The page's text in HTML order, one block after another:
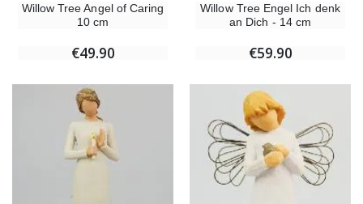
Willow Tree Angel of Caring
10 cm
€49.90
Willow Tree Engel Ich denk
an Dich - 14 cm
€59.90